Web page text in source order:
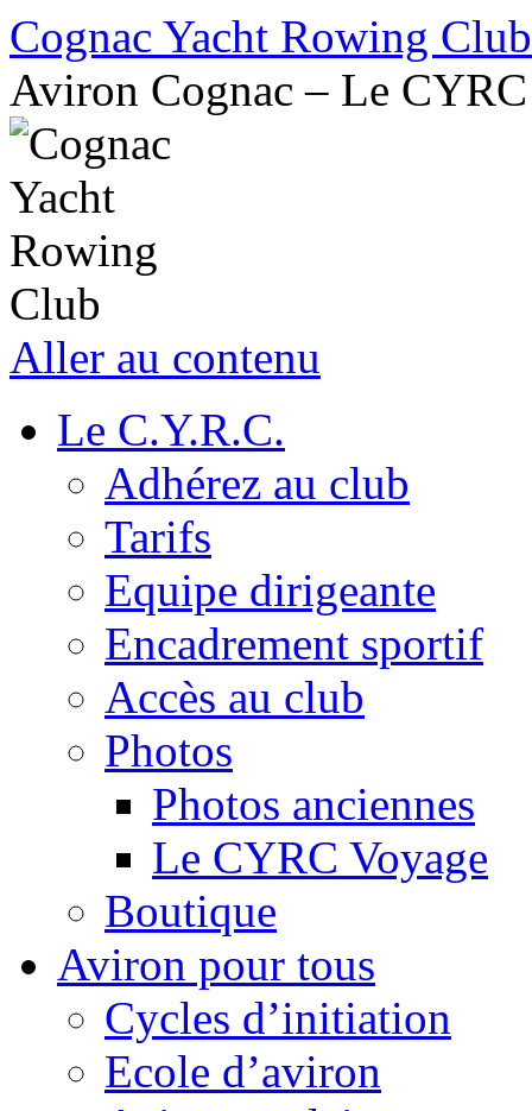
Cognac Yacht Rowing Club
Aviron Cognac – Le CYRC
Aller au contenu
Le C.Y.R.C.
Adhérez au club
Tarifs
Equipe dirigeante
Encadrement sportif
Accès au club
Photos
Photos anciennes
Le CYRC Voyage
Boutique
Aviron pour tous
Cycles d’initiation
Ecole d’aviron